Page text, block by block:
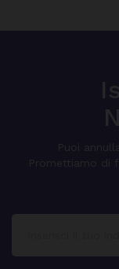
Puoi
Promettiamo di